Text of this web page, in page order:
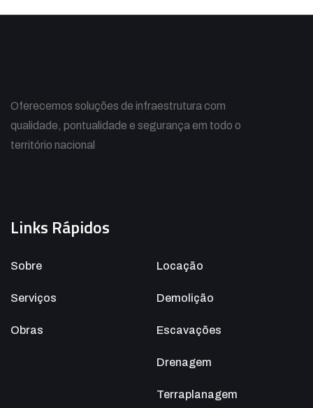
Oferecemos soluções de infraestrutura com
qualidade, pontualidade e segurança em todo o
território nacional
Links Rápidos
Sobre
Serviços
Obras
Locação
Demolição
Escavações
Drenagem
Terraplanagem